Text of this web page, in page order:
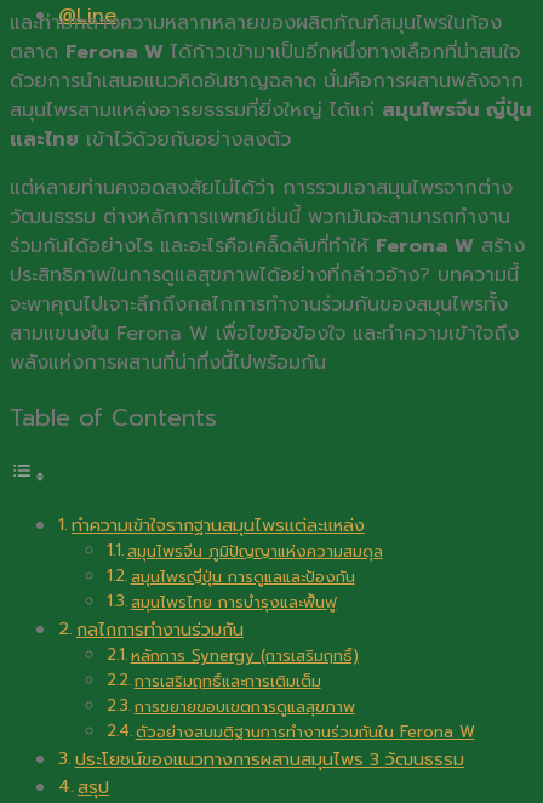
@Line
และท่ามกลางความหลากหลายของผลิตภัณฑ์สมุนไพรในท้อง
ตลาด Ferona W ได้ก้าวเข้ามาเป็นอีกหนึ่งทางเลือกที่น่าสนใจ
ด้วยการนำเสนอแนวคิดอันชาญฉลาด นั่นคือการผสานพลังจาก
สมุนไพรสามแหล่งอารยธรรมที่ยิ่งใหญ่ ได้แก่ สมุนไพรจีน ญี่ปุ่น
และไทย เข้าไว้ด้วยกันอย่างลงตัว
แต่หลายท่านคงอดสงสัยไม่ได้ว่า การรวมเอาสมุนไพรจากต่าง
วัฒนธรรม ต่างหลักการแพทย์เช่นนี้ พวกมันจะสามารถทำงาน
ร่วมกันได้อย่างไร และอะไรคือเคล็ดลับที่ทำให้ Ferona W สร้าง
ประสิทธิภาพในการดูแลสุขภาพได้อย่างที่กล่าวอ้าง? บทความนี้
จะพาคุณไปเจาะลึกถึงกลไกการทำงานร่วมกันของสมุนไพรทั้ง
สามแขนงใน Ferona W เพื่อไขข้อข้องใจ และทำความเข้าใจถึง
พลังแห่งการผสานที่น่าทึ่งนี้ไปพร้อมกัน
Table of Contents
ทำความเข้าใจรากฐานสมุนไพรแต่ละแหล่ง
สมุนไพรจีน ภูมิปัญญาแห่งความสมดุล
สมุนไพรญี่ปุ่น การดูแลและป้องกัน
สมุนไพรไทย การบำรุงและฟื้นฟู
กลไกการทำงานร่วมกัน
หลักการ Synergy (การเสริมฤทธิ์)
การเสริมฤทธิ์และการเติมเต็ม
การขยายขอบเขตการดูแลสุขภาพ
ตัวอย่างสมมติฐานการทำงานร่วมกันใน Ferona W
ประโยชน์ของแนวทางการผสานสมุนไพร 3 วัฒนธรรม
สรุป